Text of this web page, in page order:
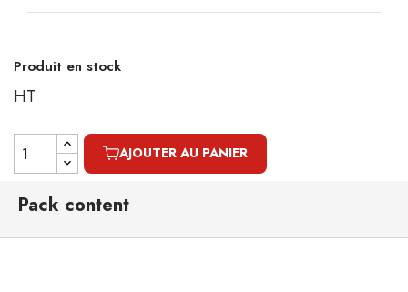
Produit en stock
HT
AJOUTER AU PANIER
Pack content